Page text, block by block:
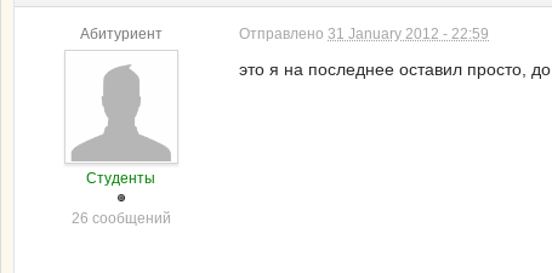
Абитуриент
Студенты
26 сообщений
Отправлено 31 January 2012 - 22:59
это я на последнее оставил просто,